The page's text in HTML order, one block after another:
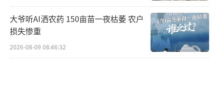
大爷听AI洒农药 150亩苗一夜枯萎 农户
损失惨重
2026-08-09 08:46:32